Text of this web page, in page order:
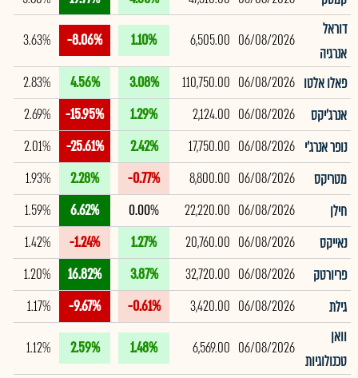
דוראל
אנרגיה
06/08/2026
6,505.00
1.10%
-8.06%
3.63%
פאלו אלטו 06/08/2026
110,750.00
3.08%
4.56%
2.83%
אנרג'יקס
06/08/2026
2,124.00
1.29%
-15.95%
2.69%
נופר אנרג'י 06/08/2026
17,750.00
2.42%
-25.61%
2.01%
מטריקס
06/08/2026
8,800.00
-0.77%
2.28%
1.93%
חילן
06/08/2026
22,220.00
0.00%
6.62%
1.59%
נאייקס
06/08/2026
20,760.00
1.27%
-1.24%
1.42%
פריורטק
06/08/2026
32,720.00
3.87%
16.82%
1.20%
גילת
06/08/2026
3,420.00
-0.61%
-9.67%
1.17%
וואן
טכנולוגיות
06/08/2026
6,569.00
1.48%
2.59%
1.12%